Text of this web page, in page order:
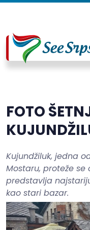
FOTO
Kujundžiluk, jedna
Mostaru, proteže
predstavlja
kao stari bazar.